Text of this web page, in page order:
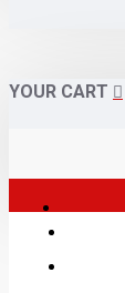
YOUR CART